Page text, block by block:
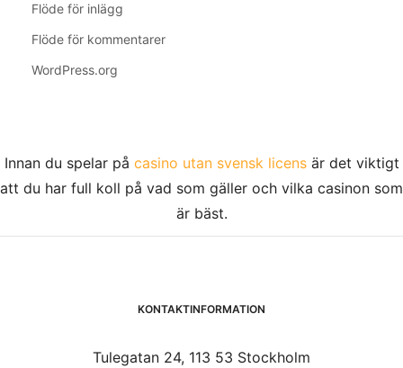
Flöde för inlägg
Flöde för kommentarer
WordPress.org
Innan du spelar på casino utan svensk licensär det viktigt
att du har full koll på vad som gäller och vilka casinon som
är bäst.
KONTAKTINFORMATION
Tulegatan 24, 113 53 Stockholm